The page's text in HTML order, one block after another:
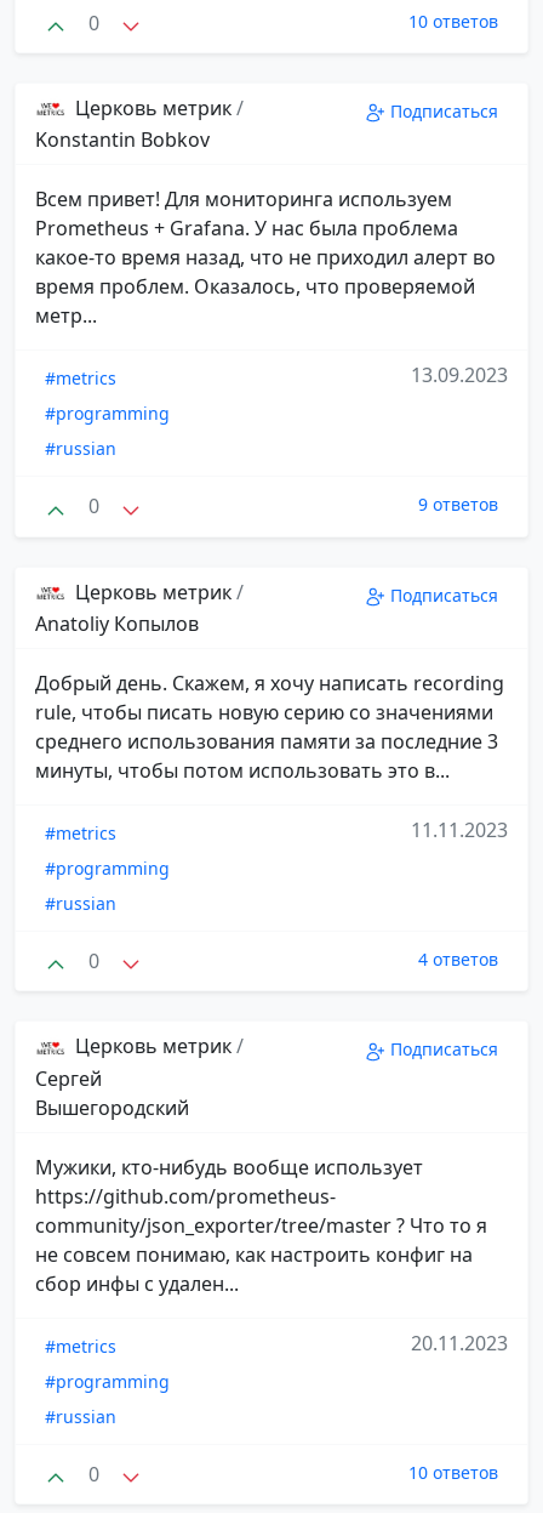
0 10 ответов
Церковь метрик/
Konstantin Bobkov
Подписаться
Всем привет! Для мониторинга используем
Prometheus + Grafana. У нас была проблема
какое-то время назад, что не приходил алерт во
время проблем. Оказалось, что проверяемой
метр...
#metrics
#programming
#russian
13.09.2023
0 9 ответов
Церковь метрик/
Anatoliy Копылов
Подписаться
Добрый день. Скажем, я хочу написать recording
rule, чтобы писать новую серию со значениями
среднего использования памяти за последние 3
минуты, чтобы потом использовать это в...
#metrics
#programming
#russian
11.11.2023
0 4 ответов
Церковь метрик/
Сергей
Вышегородский
Подписаться
Мужики, кто-нибудь вообще использует
https://github.com/prometheus-
community/json_exporter/tree/master ? Что то я
не совсем понимаю, как настроить конфиг на
сбор инфы с удален...
#metrics
#programming
#russian
20.11.2023
0 10 ответов